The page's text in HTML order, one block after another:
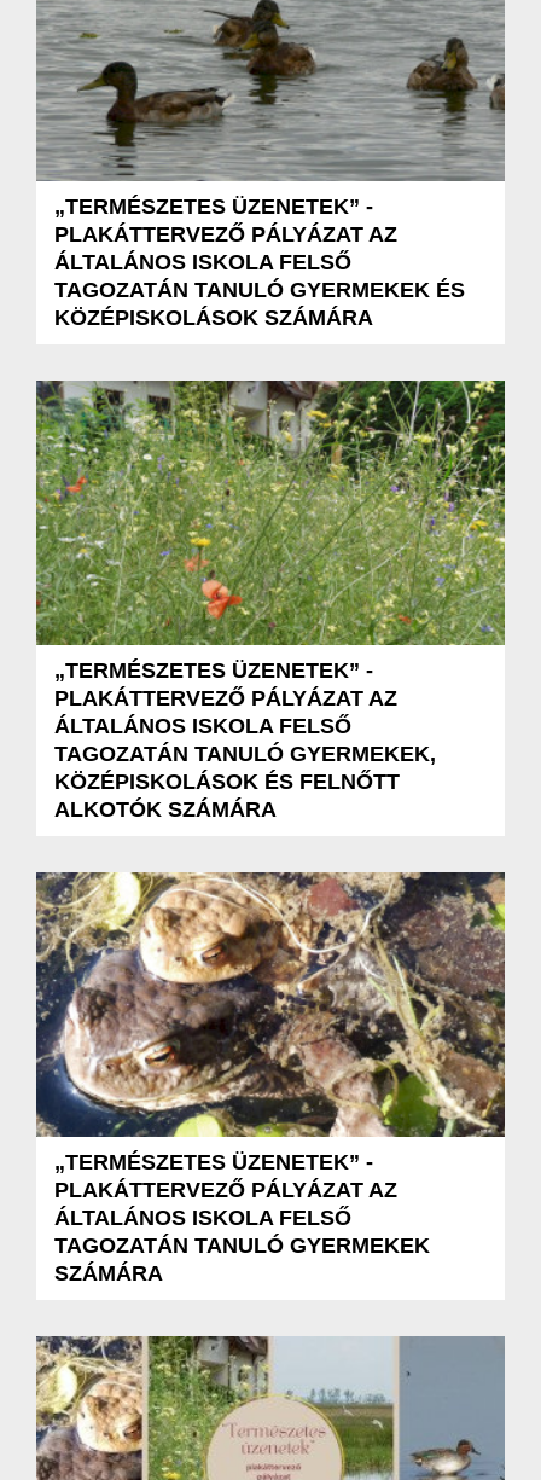
„TERMÉSZETES ÜZENETEK” -
PLAKÁTTERVEZŐ PÁLYÁZAT AZ
ÁLTALÁNOS ISKOLA FELSŐ
TAGOZATÁN TANULÓ GYERMEKEK ÉS
KÖZÉPISKOLÁSOK SZÁMÁRA
„TERMÉSZETES ÜZENETEK” -
PLAKÁTTERVEZŐ PÁLYÁZAT AZ
ÁLTALÁNOS ISKOLA FELSŐ
TAGOZATÁN TANULÓ GYERMEKEK,
KÖZÉPISKOLÁSOK ÉS FELNŐTT
ALKOTÓK SZÁMÁRA
„TERMÉSZETES ÜZENETEK” -
PLAKÁTTERVEZŐ PÁLYÁZAT AZ
ÁLTALÁNOS ISKOLA FELSŐ
TAGOZATÁN TANULÓ GYERMEKEK
SZÁMÁRA